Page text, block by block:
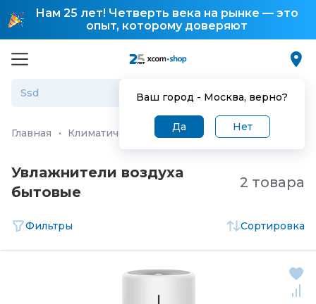
Нам 25 лет! Четверть века на рынке — это
опыт, которому доверяют
Ваш город - Москва, верно?
Да Нет
Главная · Климатические и инженерные системы
Увлажнители воздуха
бытовые
2 товара
Фильтры Сортировка